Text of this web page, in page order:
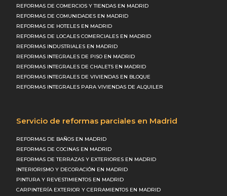
REFORMAS DE COMERCIOS Y TIENDAS EN MADRID
REFORMAS DE COMUNIDADES EN MADRID
REFORMAS DE HOTELES EN MADRID
REFORMAS DE LOCALES COMERCIALES EN MADRID
REFORMAS INDUSTRIALES EN MADRID
REFORMAS INTEGRALES DE PISO EN MADRID
REFORMAS INTEGRALES DE CHALETS EN MADRID
REFORMAS INTEGRALES DE VIVIENDAS EN BLOQUE
REFORMAS INTEGRALES PARA VIVIENDAS DE ALQUILER
Servicio de reformas parciales en Madrid
REFORMAS DE BAÑOS EN MADRID
REFORMAS DE COCINAS EN MADRID
REFORMAS DE TERRAZAS Y EXTERIORES EN MADRID
INTERIORISMO Y DECORACIÓN EN MADRID
PINTURA Y REVESTIMIENTOS EN MADRID
CARPINTERÍA EXTERIOR Y CERRAMIENTOS EN MADRID